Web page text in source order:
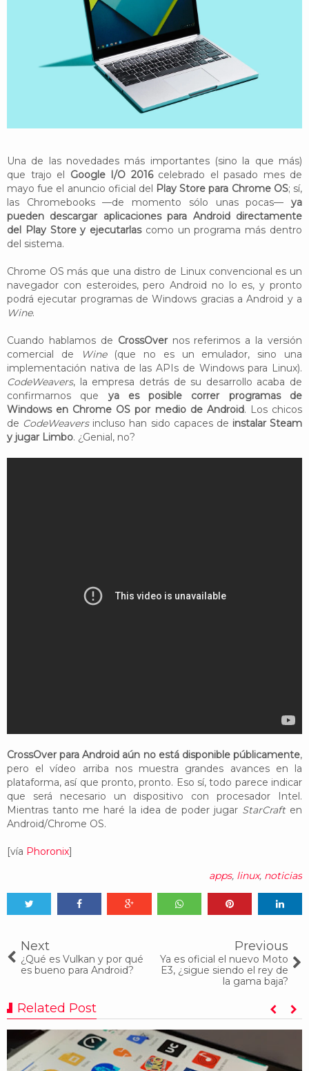
Una de las novedades más importantes (sino la que más)
que trajo el Google I/O 2016celebrado el pasado mes de
mayo fue el anuncio oficial del Play Store para Chrome OS; sí,
las Chromebooks —de momento sólo unas pocas— ya
pueden descargar aplicaciones para Android directamente
del Play Store y ejecutarlascomo un programa más dentro
del sistema.
Chrome OS más que una distro de Linux convencional es un
navegador con esteroides, pero Android no lo es, y pronto
podrá ejecutar programas de Windows gracias a Android y a
Wine.
Cuando hablamos de CrossOvernos referimos a la versión
comercial de
Wine(que no es un emulador, sino una
implementación nativa de las APIs de Windows para Linux).
CodeWeavers, la empresa detrás de su desarrollo acaba de
confirmarnos que ya es posible correr programas de
Windows en Chrome OS por medio de Android. Los chicos
de CodeWeaversincluso han sido capaces de instalar Steam
y jugar Limbo. ¿Genial, no?
CrossOver para Android aún no está disponible públicamente,
pero el vídeo arriba nos muestra grandes avances en la
plataforma, así que pronto, pronto. Eso sí, todo parece indicar
que será necesario un dispositivo con procesador Intel.
Mientras tanto me haré la idea de poder jugar StarCraften
Android/Chrome OS.
[vía Phoronix]
apps, linux, noticias
Next
¿Qué es Vulkan y por qué
es bueno para Android?
Previous
Ya es oficial el nuevo Moto
E3, ¿sigue siendo el rey de
la gama baja?
Related Post